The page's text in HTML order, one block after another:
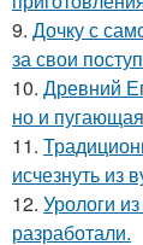
9. Дочку с
за свои
10. Древний
но и
11.
исчезнуть из
12. Урологи
разработали.